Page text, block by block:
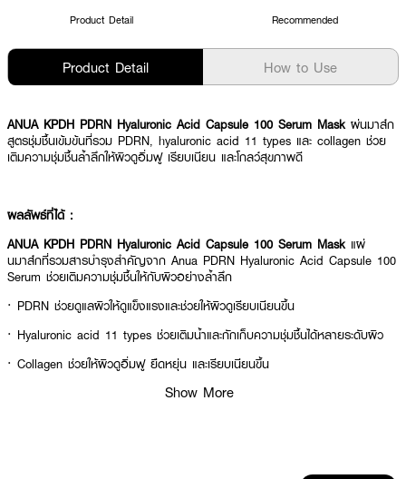
Product Detail Recommended
Product Detail How to Use
ANUA KPDH PDRN Hyaluronic Acid Capsule 100 Serum Mask ผ่นมาส์ก
สูตรชุ่มชื้นเข้มข้นที่รวม PDRN, hyaluronic acid 11 types และ collagen ช่วย
เติมความชุ่มชื้นล้ำลึกให้ผิวดูอิ่มฟู เรียบเนียน และโกลว์สุขภาพดี
ผลลัพธ์ที่ได้ :
ANUA KPDH PDRN Hyaluronic Acid Capsule 100 Serum Mask แผ่
นมาส์กที่รวมสารบำรุงสำคัญจาก Anua PDRN Hyaluronic Acid Capsule 100
Serum ช่วยเติมความชุ่มชื้นให้กับผิวอย่างล้ำลึก
· PDRN ช่วยดูแลผิวให้ดูแข็งแรงและช่วยให้ผิวดูเรียบเนียนขึ้น
· Hyaluronic acid 11 types ช่วยเติมน้ำและกักเก็บความชุ่มชื้นได้หลายระดับผิว
· Collagen ช่วยให้ผิวดูอิ่มฟู ยืดหยุ่น และเรียบเนียนขึ้น
· ช่วยให้ผิวดู ฉ่ำวาว โกลว์ และกระจ่างใส แบบสุขภาพดี
Show More